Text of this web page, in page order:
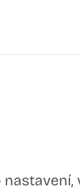
nastavení,